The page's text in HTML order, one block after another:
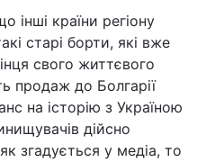
інші країни регіону
старі борти, які вже
свого життєвого
продаж до Болгарії
на історію з Україною
дійсно
згадується у медіа, то